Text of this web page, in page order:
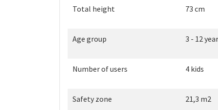
Total height 73 cm
Age group 3 - 12
Number of users 4 kids
Safety zone 21,3 m2